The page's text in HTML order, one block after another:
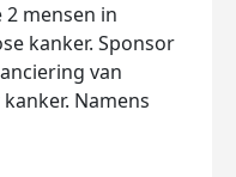
mensen in
kanker. Sponsor
van
Namens